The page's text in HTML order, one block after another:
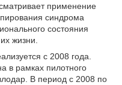
применение
синдрома
состояния
жизни.
с 2008 года.
в рамках пилотного
В период с 2008 по